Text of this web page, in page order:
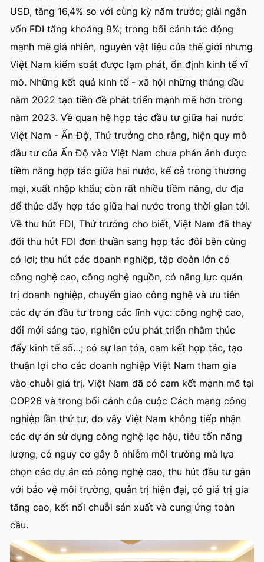
USD, tăng 16,4% so với cùng kỳ năm trước; giải ngân
vốn FDI tăng khoảng 9%; trong bối cảnh tác động
mạnh mẽ giá nhiên, nguyên vật liệu của thế giới nhưng
Việt Nam kiểm soát được lạm phát, ổn định kinh tế vĩ
mô. Những kết quả kinh tế - xã hội những tháng đầu
năm 2022 tạo tiền đề phát triển mạnh mẽ hơn trong
năm 2023. Về quan hệ hợp tác đầu tư giữa hai nước
Việt Nam - Ấn Độ, Thứ trưởng cho rằng, hiện quy mô
đầu tư của Ấn Độ vào Việt Nam chưa phản ánh được
tiềm năng hợp tác giữa hai nước, kể cả trong thương
mại, xuất nhập khẩu; còn rất nhiều tiềm năng, dư địa
để thúc đẩy hợp tác giữa hai nước trong thời gian tới.
Về thu hút FDI, Thứ trưởng cho biết, Việt Nam đã thay
đổi thu hút FDI đơn thuần sang hợp tác đôi bên cùng
có lợi; thu hút các doanh nghiệp, tập đoàn lớn có
công nghệ cao, công nghệ nguồn, có năng lực quản
trị doanh nghiệp, chuyển giao công nghệ và ưu tiên
các dự án đầu tư trong các lĩnh vực: công nghệ cao,
đổi mới sáng tạo, nghiên cứu phát triển nhằm thúc
đẩy kinh tế số…; có sự lan tỏa, cam kết hợp tác, tạo
thuận lợi cho các doanh nghiệp Việt Nam tham gia
vào chuỗi giá trị. Việt Nam đã có cam kết mạnh mẽ tại
COP26 và trong bối cảnh của cuộc Cách mạng công
nghiệp lần thứ tư, do vậy Việt Nam không tiếp nhận
các dự án sử dụng công nghệ lạc hậu, tiêu tốn năng
lượng, có nguy cơ gây ô nhiễm môi trường mà lựa
chọn các dự án có công nghệ cao, thu hút đầu tư gắn
với bảo vệ môi trường, quản trị hiện đại, có giá trị gia
tăng cao, kết nối chuỗi sản xuất và cung ứng toàn
cầu.